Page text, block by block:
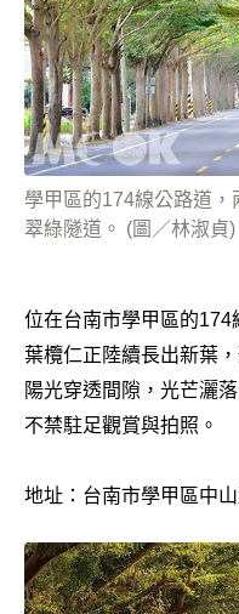
學甲區的174線公路道
翠綠隧道。 (圖／林淑貞)
位在台南市學甲區的
葉欖仁正陸續長出新葉
陽光穿透間隙，光芒灑
不禁駐足觀賞與拍照。
地址：台南市學甲區中